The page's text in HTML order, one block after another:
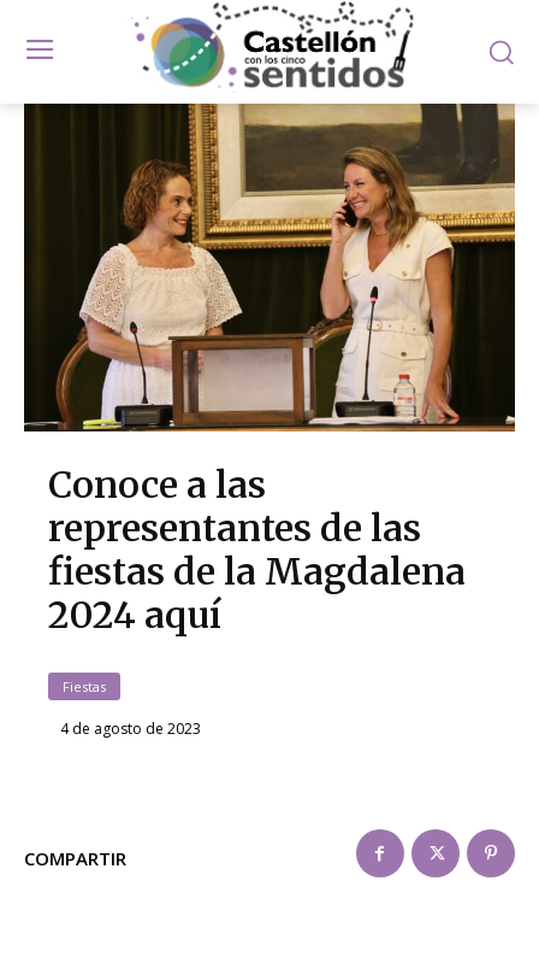
Conoce a las
representantes de las
fiestas de la Magdalena
2024 aquí
Fiestas
4 de agosto de 2023
COMPARTIR